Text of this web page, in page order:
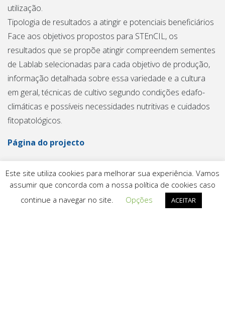
utilização.
Tipologia de resultados a atingir e potenciais beneficiários
Face aos objetivos propostos para STEnCIL, os
resultados que se propõe atingir compreendem sementes
de Lablab selecionadas para cada objetivo de produção,
informação detalhada sobre essa variedade e a cultura
em geral, técnicas de cultivo segundo condições edafo-
climáticas e possíveis necessidades nutritivas e cuidados
fitopatológicos.
Página do projecto
Este site utiliza cookies para melhorar sua experiência. Vamos
assumir que concorda com a nossa política de cookies caso
continue a navegar no site.
Opções ACEITAR